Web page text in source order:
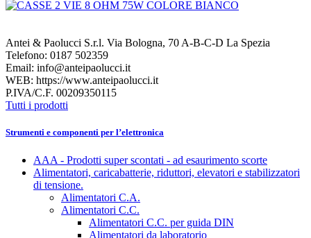
Antei & Paolucci S.r.l. Via Bologna, 70 A-B-C-D La Spezia
Telefono: 0187 502359
Email: info@anteipaolucci.it
WEB: https://www.anteipaolucci.it
P.IVA/C.F. 00209350115
Tutti i prodotti
Strumenti e componenti per l’elettronica
AAA - Prodotti super scontati - ad esaurimento scorte
Alimentatori, caricabatterie, riduttori, elevatori e stabilizzatori
di tensione.
Alimentatori C.A.
Alimentatori C.C.
Alimentatori C.C. per guida DIN
Alimentatori da laboratorio